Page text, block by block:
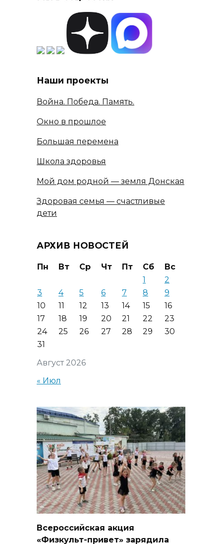
Наши проекты
Война. Победа. Память.
Окно в прошлое
Большая перемена
Школа здоровья
Мой дом родной — земля Донская
Здоровая семья — счастливые
дети
АРХИВ НОВОСТЕЙ
Август 2026
Пн Вт Ср Чт Пт Сб
Вс
1
2
3
4 5 6 7 8
9
10
11 12 13 14 15
16
17
18 19 20 21 22
23
24
25 26 27 28 29
30
31
« Июл
Всероссийская акция
«Физкульт-привет» зарядила